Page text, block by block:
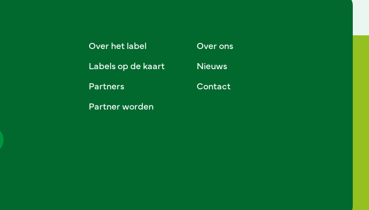
Over het label
Labels op de kaart
Partners
Partner worden
Over ons
Nieuws
Contact